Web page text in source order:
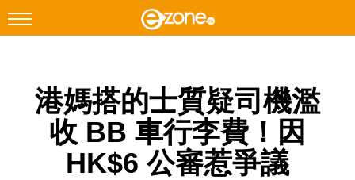
Facebook Instagram
科技焦點
港媽搭的士質疑司機濫
收 BB 車行李費！因
HK$6 公審惹爭議